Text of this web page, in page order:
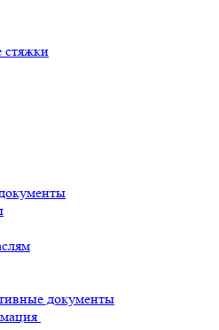
стяжки
документы